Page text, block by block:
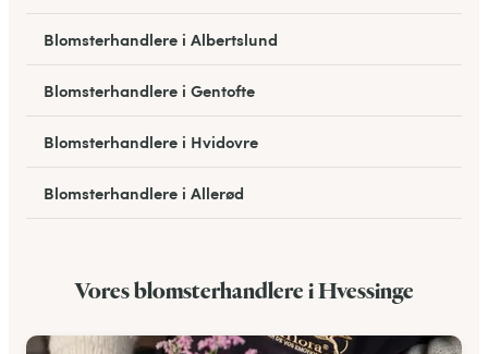
Blomsterhandlere i Albertslund
Blomsterhandlere i Gentofte
Blomsterhandlere i Hvidovre
Blomsterhandlere i Allerød
Blomsterhandlere i Hareskovby
Vores blomsterhandlere i Hvessinge